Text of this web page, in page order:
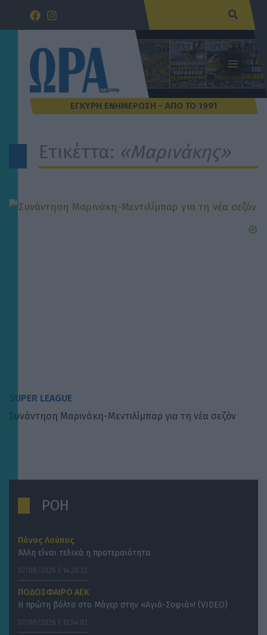
Μετάβαση
Ετικέττα: «Μαρινάκης»
SUPER LEAGUE
Συνάντηση Μαρινάκη-Μεντιλίμπαρ για τη νέα σεζόν
ΡΟΗ
Πάνος Λούπος
Άλλη είναι τελικά η προτεραιότητα
07/08/2026 | 14:28:32
ΠΟΔΟΣΦΑΙΡΟ ΑΕΚ
Η πρώτη βόλτα στο Μάγερ στην «Αγιά-Σοφιά»! (VIDEO)
07/08/2026 | 13:54:03